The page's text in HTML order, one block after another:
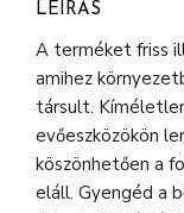
LEÍRÁS
A terméket friss
amihez
társult.
evőeszközökön
köszönhetően a
eláll. Gyengéd a